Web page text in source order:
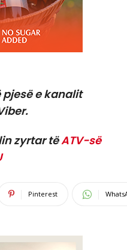
pjesë e kanalit
zyrtar tëATV-së
Pinterest